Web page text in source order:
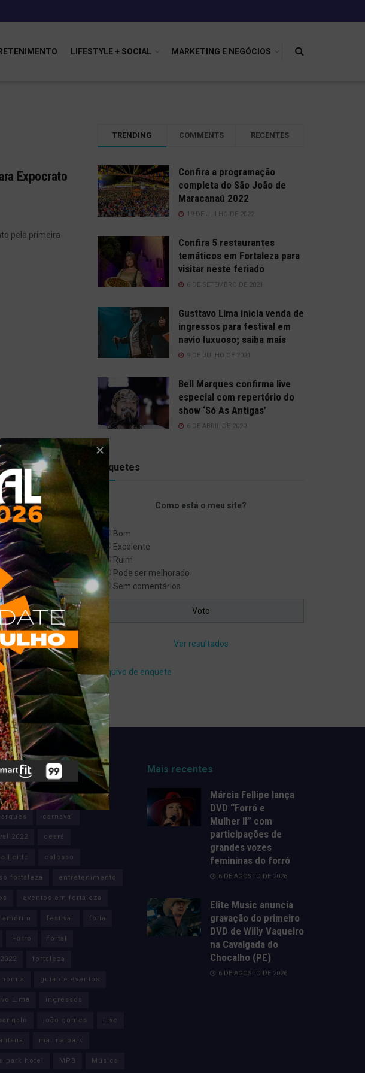
LIFESTYLE + SOCIAL MARKETING E NEGÓCIOS
Expocrato
pela primeira
TRENDING COMMENTS RECENTES
Confira a programação
completa do São João de
Maracanaú 2022
19 DE JULHO DE 2022
Confira 5 restaurantes
temáticos em Fortaleza para
visitar neste feriado
6 DE SETEMBRO DE 2021
Gusttavo Lima inicia venda de
ingressos para festival em
navio luxuoso; saiba mais
9 DE JULHO DE 2021
Bell Marques confirma live
especial com repertório do
show ‘Só As Antigas’
6 DE ABRIL DE 2020
Enquetes
Como está o meu site?
Bom
Excelente
Ruim
Pode ser melhorado
Sem comentários
Ver resultados
Arquivo de enquete
Axé Banda Eva
carnaval
2022 ceará
Leitte colosso
fortaleza entretenimento
eventos em fortaleza
festival folia
Forró fortal
fortaleza
guia de eventos
Lima ingressos
joão gomes Live
marina park
park hotel MPB Música
Mais recentes
Márcia Fellipe lança
DVD “Forró e
Mulher II” com
participações de
grandes vozes
femininas do forró
6 DE AGOSTO DE 2026
Elite Music anuncia
gravação do primeiro
DVD de Willy Vaqueiro
na Cavalgada do
Chocalho (PE)
6 DE AGOSTO DE 2026